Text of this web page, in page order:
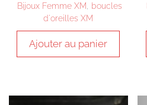
Bijoux Femme XM
boucles
d'oreilles XM
Ajouter au panier